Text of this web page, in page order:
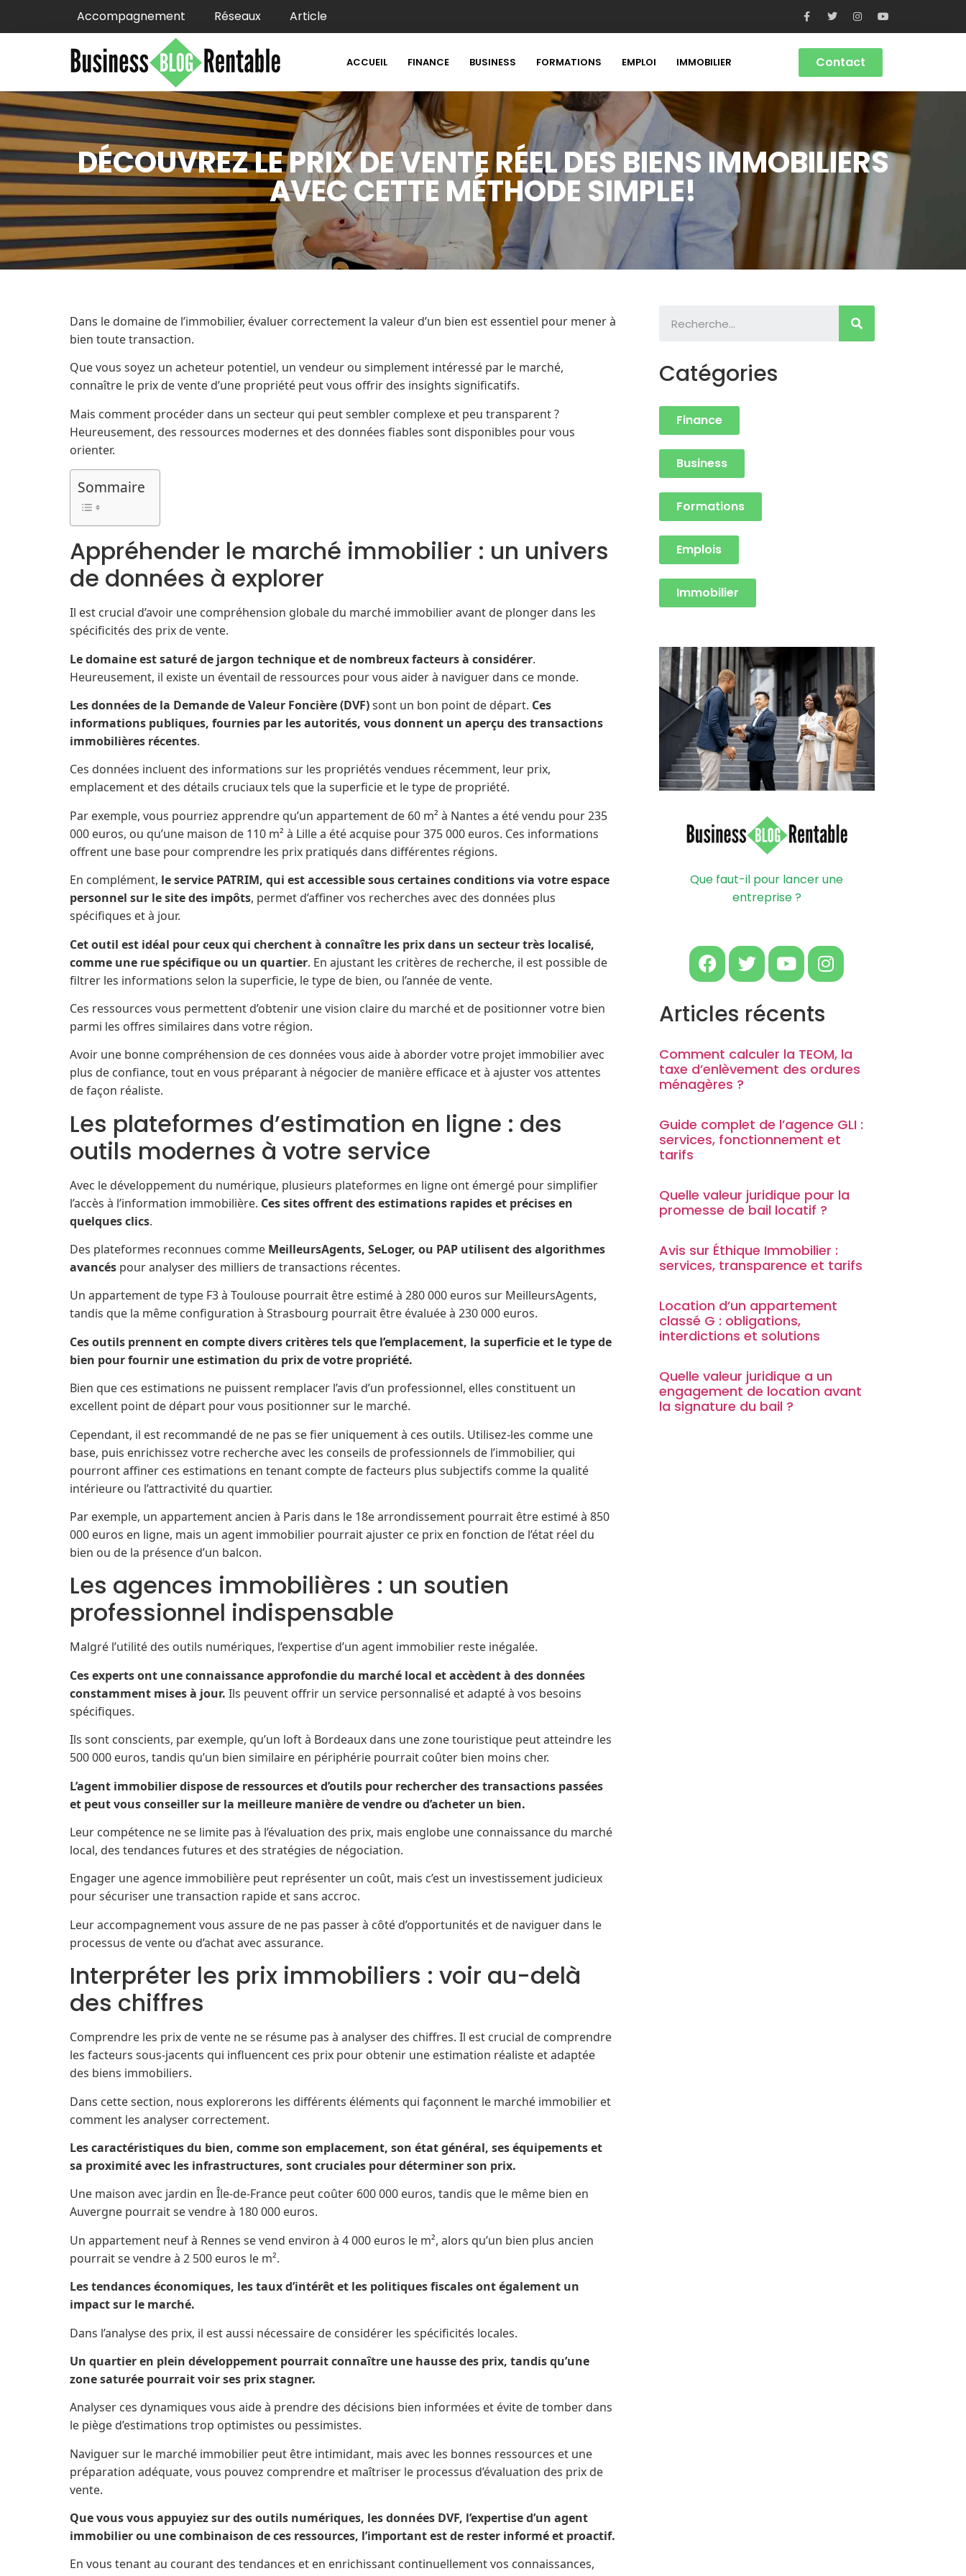
Accompagnement Réseaux Article
ACCUEIL FINANCE BUSINESS FORMATIONS EMPLOI IMMOBILIER Contact
DÉCOUVREZ LE PRIX DE VENTE RÉEL DES BIENS IMMOBILIERS
AVEC CETTE MÉTHODE SIMPLE!
Dans le domaine de l’immobilier, évaluer correctement la valeur d’un bien est essentiel pour mener à
bien toute transaction.
Que vous soyez un acheteur potentiel, un vendeur ou simplement intéressé par le marché,
connaître le prix de vente d’une propriété peut vous offrir des insights significatifs.
Mais comment procéder dans un secteur qui peut sembler complexe et peu transparent ?
Heureusement, des ressources modernes et des données fiables sont disponibles pour vous
orienter.
Sommaire
Appréhender le marché immobilier : un univers
de données à explorer
Il est crucial d’avoir une compréhension globale du marché immobilier avant de plonger dans les
spécificités des prix de vente.
Le domaine est saturé de jargon technique et de nombreux facteurs à considérer.
Heureusement, il existe un éventail de ressources pour vous aider à naviguer dans ce monde.
Les données de la Demande de Valeur Foncière (DVF)sont un bon point de départ. Ces
informations publiques, fournies par les autorités, vous donnent un aperçu des transactions
immobilières récentes.
Ces données incluent des informations sur les propriétés vendues récemment, leur prix,
emplacement et des détails cruciaux tels que la superficie et le type de propriété.
Par exemple, vous pourriez apprendre qu’un appartement de 60 m² à Nantes a été vendu pour 235
000 euros, ou qu’une maison de 110 m² à Lille a été acquise pour 375 000 euros. Ces informations
offrent une base pour comprendre les prix pratiqués dans différentes régions.
En complément, le service PATRIM, qui est accessible sous certaines conditions via votre espace
personnel sur le site des impôts, permet d’affiner vos recherches avec des données plus
spécifiques et à jour.
Cet outil est idéal pour ceux qui cherchent à connaître les prix dans un secteur très localisé,
comme une rue spécifique ou un quartier. En ajustant les critères de recherche, il est possible de
filtrer les informations selon la superficie, le type de bien, ou l’année de vente.
Ces ressources vous permettent d’obtenir une vision claire du marché et de positionner votre bien
parmi les offres similaires dans votre région.
Avoir une bonne compréhension de ces données vous aide à aborder votre projet immobilier avec
plus de confiance, tout en vous préparant à négocier de manière efficace et à ajuster vos attentes
de façon réaliste.
Les plateformes d’estimation en ligne : des
outils modernes à votre service
Avec le développement du numérique, plusieurs plateformes en ligne ont émergé pour simplifier
l’accès à l’information immobilière. Ces sites offrent des estimations rapides et précises en
quelques clics.
Des plateformes reconnues comme MeilleursAgents, SeLoger, ou PAP utilisent des algorithmes
avancés pour analyser des milliers de transactions récentes.
Un appartement de type F3 à Toulouse pourrait être estimé à 280 000 euros sur MeilleursAgents,
tandis que la même configuration à Strasbourg pourrait être évaluée à 230 000 euros.
Ces outils prennent en compte divers critères tels que l’emplacement, la superficie et le type de
bien pour fournir une estimation du prix de votre propriété.
Bien que ces estimations ne puissent remplacer l’avis d’un professionnel, elles constituent un
excellent point de départ pour vous positionner sur le marché.
Cependant, il est recommandé de ne pas se fier uniquement à ces outils. Utilisez-les comme une
base, puis enrichissez votre recherche avec les conseils de professionnels de l’immobilier, qui
pourront affiner ces estimations en tenant compte de facteurs plus subjectifs comme la qualité
intérieure ou l’attractivité du quartier.
Par exemple, un appartement ancien à Paris dans le 18e arrondissement pourrait être estimé à 850
000 euros en ligne, mais un agent immobilier pourrait ajuster ce prix en fonction de l’état réel du
bien ou de la présence d’un balcon.
Les agences immobilières : un soutien
professionnel indispensable
Malgré l’utilité des outils numériques, l’expertise d’un agent immobilier reste inégalée.
Ces experts ont une connaissance approfondie du marché local et accèdent à des données
constamment mises à jour. Ils peuvent offrir un service personnalisé et adapté à vos besoins
spécifiques.
Ils sont conscients, par exemple, qu’un loft à Bordeaux dans une zone touristique peut atteindre les
500 000 euros, tandis qu’un bien similaire en périphérie pourrait coûter bien moins cher.
L’agent immobilier dispose de ressources et d’outils pour rechercher des transactions passées
et peut vous conseiller sur la meilleure manière de vendre ou d’acheter un bien.
Leur compétence ne se limite pas à l’évaluation des prix, mais englobe une connaissance du marché
local, des tendances futures et des stratégies de négociation.
Engager une agence immobilière peut représenter un coût, mais c’est un investissement judicieux
pour sécuriser une transaction rapide et sans accroc.
Leur accompagnement vous assure de ne pas passer à côté d’opportunités et de naviguer dans le
processus de vente ou d’achat avec assurance.
Interpréter les prix immobiliers : voir au-delà
des chiffres
Comprendre les prix de vente ne se résume pas à analyser des chiffres. Il est crucial de comprendre
les facteurs sous-jacents qui influencent ces prix pour obtenir une estimation réaliste et adaptée
des biens immobiliers.
Dans cette section, nous explorerons les différents éléments qui façonnent le marché immobilier et
comment les analyser correctement.
Les caractéristiques du bien, comme son emplacement, son état général, ses équipements et
sa proximité avec les infrastructures, sont cruciales pour déterminer son prix.
Une maison avec jardin en Île-de-France peut coûter 600 000 euros, tandis que le même bien en
Auvergne pourrait se vendre à 180 000 euros.
Un appartement neuf à Rennes se vend environ à 4 000 euros le m², alors qu’un bien plus ancien
pourrait se vendre à 2 500 euros le m².
Les tendances économiques, les taux d’intérêt et les politiques fiscales ont également un
impact sur le marché.
Dans l’analyse des prix, il est aussi nécessaire de considérer les spécificités locales.
Un quartier en plein développement pourrait connaître une hausse des prix, tandis qu’une
zone saturée pourrait voir ses prix stagner.
Analyser ces dynamiques vous aide à prendre des décisions bien informées et évite de tomber dans
le piège d’estimations trop optimistes ou pessimistes.
Naviguer sur le marché immobilier peut être intimidant, mais avec les bonnes ressources et une
préparation adéquate, vous pouvez comprendre et maîtriser le processus d’évaluation des prix de
vente.
Que vous vous appuyiez sur des outils numériques, les données DVF, l’expertise d’un agent
immobilier ou une combinaison de ces ressources, l’important est de rester informé et proactif.
En vous tenant au courant des tendances et en enrichissant continuellement vos connaissances,
Catégories
Finance
Business
Formations
Emplois
Immobilier
Que faut-il pour lancer une
entreprise ?
Articles récents
Comment calculer la TEOM, la
taxe d’enlèvement des ordures
ménagères ?
Guide complet de l’agence GLI :
services, fonctionnement et
tarifs
Quelle valeur juridique pour la
promesse de bail locatif ?
Avis sur Éthique Immobilier :
services, transparence et tarifs
Location d’un appartement
classé G : obligations,
interdictions et solutions
Quelle valeur juridique a un
engagement de location avant
la signature du bail ?